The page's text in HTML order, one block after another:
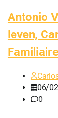
Antonio
leven,
06/
0